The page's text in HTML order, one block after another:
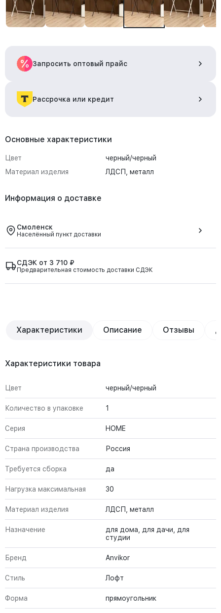
Запросить оптовый прайс
Рассрочка или кредит
Основные характеристики
Цвет
черный/черный
Материал изделия
ЛДСП, металл
Информация о доставке
Смоленск
Населённый пункт доставки
СДЭК от 3 710 ₽
Предварительная стоимость доставки СДЭК
Характеристики Описание Отзывы
Характеристики товара
Цвет черный/черный
Количество в упаковке 1
Серия HOME
Страна производства Россия
Требуется сборка да
Нагрузка максимальная 30
Материал изделия ЛДСП, металл
Назначение
для дома, для дачи, для
студии
Бренд Anvikor
Стиль Лофт
Форма прямоугольник